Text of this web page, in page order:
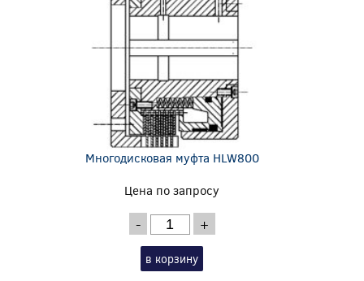
Многодисковая муфта HLW800
Цена по запросу
- +
в корзину